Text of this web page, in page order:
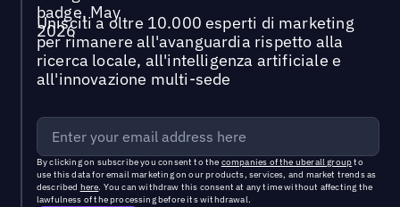
Unisciti a oltre 10.000 esperti di marketing
per rimanere all'avanguardia rispetto alla
ricerca locale, all'intelligenza artificiale e
all'innovazione multi-sede
By clicking on subscribe you consent to the companies of the uberall groupto
use this data for email marketing on our products, services, and market trends as
described here. You can withdraw this consent at any time without affecting the
lawfulness of the processing before its withdrawal.